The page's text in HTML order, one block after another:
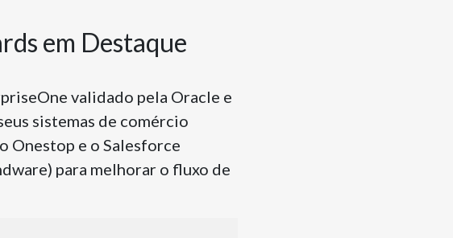
em Destaque
validado pela Oracle e
sistemas de comércio
Onestop e o Salesforce
para melhorar o fluxo de